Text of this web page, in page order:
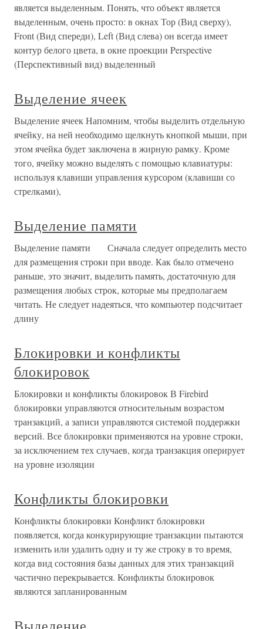
является выделенным. Понять, что объект является
выделенным, очень просто: в окнах Тор (Вид сверху),
Front (Вид спереди), Left (Вид слева) он всегда имеет
контур белого цвета, в окне проекции Perspective
(Перспективный вид) выделенный
Выделение ячеек
Выделение ячеек Напомним, чтобы выделить отдельную
ячейку, на ней необходимо щелкнуть кнопкой мыши, при
этом ячейка будет заключена в жирную рамку. Кроме
того, ячейку можно выделять с помощью клавиатуры:
используя клавиши управления курсором (клавиши со
стрелками),
Выделение памяти
Выделение памяти Сначала следует определить место
для размещения строки при вводе. Как было отмечено
раньше, это значит, выделить память, достаточную для
размещения любых строк, которые мы предполагаем
читать. Не следует надеяться, что компьютер подсчитает
длину
Блокировки и конфликты
блокировок
Блокировки и конфликты блокировок В Firebird
блокировки управляются относительным возрастом
транзакций, а записи управляются системой поддержки
версий. Все блокировки применяются на уровне строки,
за исключением тех случаев, когда транзакция оперирует
на уровне изоляции
Конфликты блокировки
Конфликты блокировки Конфликт блокировки
появляется, когда конкурирующие транзакции пытаются
изменить или удалить одну и ту же строку в то время,
когда вид состояния базы данных для этих транзакций
частично перекрывается. Конфликты блокировок
являются запланированным